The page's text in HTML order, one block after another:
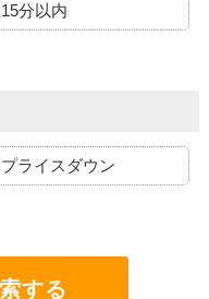
15分以内
プライスダウン